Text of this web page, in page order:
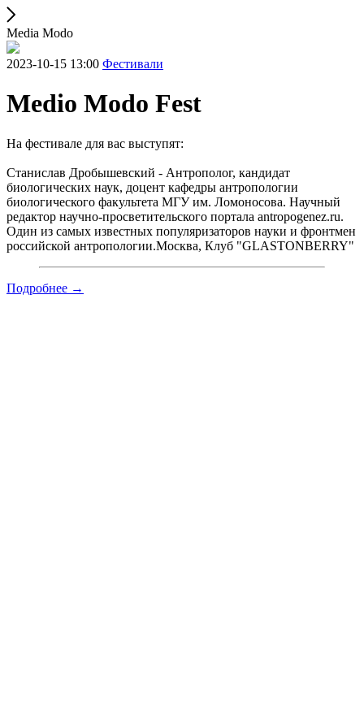
Media Modo
2023-10-15 13:00 Фестивали
Medio Modo Fest
На фестивале для вас выступят:
Станислав Дробышевский - Антрополог, кандидат
биологических наук, доцент кафедры антропологии
биологического факультета МГУ им. Ломоносова. Научный
редактор научно-просветительского портала antropogenez.ru.
Один из самых известных популяризаторов науки и фронтмен
российской антропологии.Москва, Клуб "GLASTONBERRY"
Подробнее →